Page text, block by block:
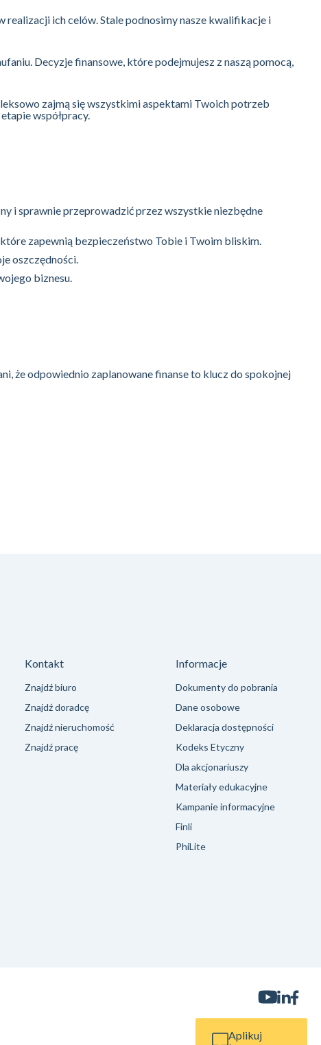
realizacji ich celów. Stale podnosimy nasze kwalifikacje i
Decyzje finansowe, które podejmujesz z naszą pomocą,
zajmą się wszystkimi aspektami Twoich potrzeb
współpracy.
i sprawnie przeprowadzić przez wszystkie niezbędne
zapewnią bezpieczeństwo Tobie i Twoim bliskim.
oszczędności.
biznesu.
że odpowiednio zaplanowane finanse to klucz do spokojnej
Kontakt
Znajdź biuro
Znajdź doradcę
Znajdź nieruchomość
Znajdź pracę
Informacje
Dokumenty do pobrania
Dane osobowe
Deklaracja dostępności
Kodeks Etyczny
Dla akcjonariuszy
Materiały edukacyjne
Kampanie informacyjne
Finli
PhiLite
Aplikuj